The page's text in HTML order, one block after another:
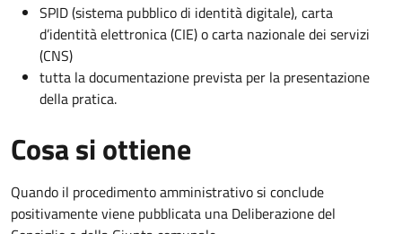
SPID (sistema pubblico di identità digitale), carta
d’identità elettronica (CIE) o carta nazionale dei servizi
(CNS)
tutta la documentazione prevista per la presentazione
della pratica.
Cosa si ottiene
Quando il procedimento amministrativo si conclude
positivamente viene pubblicata una Deliberazione del